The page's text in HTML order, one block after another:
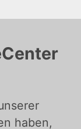
haben,